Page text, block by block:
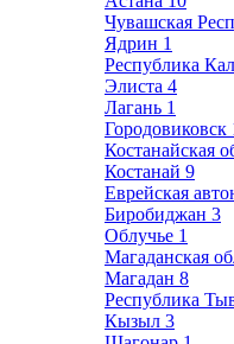
Чувашская
Ядрин 1
Республика
Элиста 4
Лагань 1
Городовиковск
Костанайская
Костанай 9
Еврейская
Биробиджан 3
Облучье 1
Магаданская
Магадан 8
Республика
Кызыл 3